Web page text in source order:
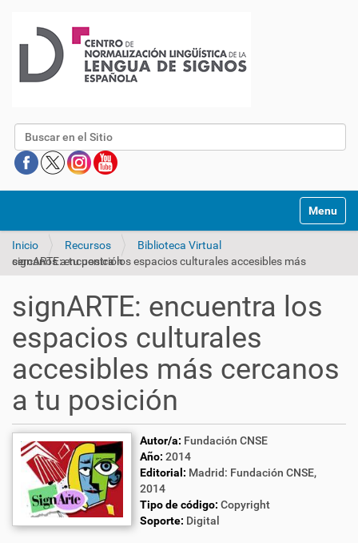
Buscar
Mostrar/
Inicio Recursos
Biblioteca Virtual
signARTE: encuentra los espacios culturales accesibles más cercanos a tu posición
signARTE: encuentra los
espacios culturales
accesibles más cercanos
a tu posición
Autor/a: Fundación CNSE
Año: 2014
Editorial: Madrid: Fundación CNSE,
2014
Tipo de código: Copyright
Soporte: Digital